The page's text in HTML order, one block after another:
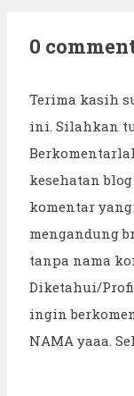
0
Terima kasih
ini. Silahkan
kesehatan
komentar
mengandung
tanpa nama
Diketahui/
ingin
NAMA yaaa.